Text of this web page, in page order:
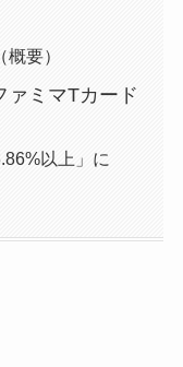
要）
ァミマTカード
以上」に